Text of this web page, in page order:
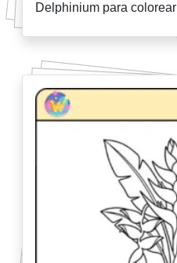
Delphinium para colorear